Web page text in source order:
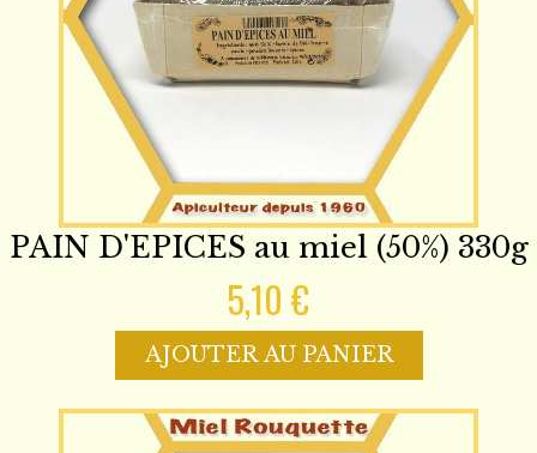
PAIN D'EPICES au miel (50%) 330g
5,10 €
AJOUTER AU PANIER